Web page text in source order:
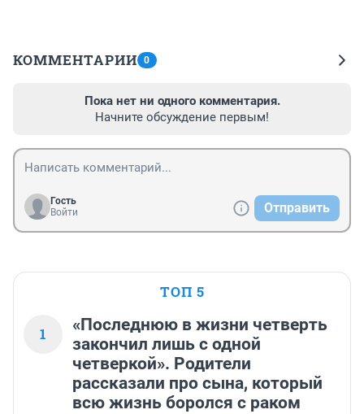
КОММЕНТАРИИ 0
Пока нет ни одного комментария.
Начните обсуждение первым!
Гость
Войти
Отправить
ТОП 5
1
«Последнюю в жизни четверть
закончил лишь с одной
четверкой». Родители
рассказали про сына, который
всю жизнь боролся с раком